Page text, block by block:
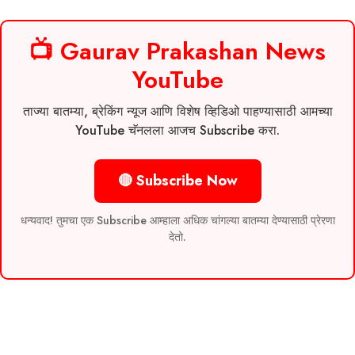
📺 Gaurav Prakashan News
YouTube
ताज्या बातम्या, ब्रेकिंग न्यूज आणि विशेष व्हिडिओ पाहण्यासाठी आमच्या
YouTube चॅनलला आजच Subscribe करा.
🔴 Subscribe Now
धन्यवाद! तुमचा एक Subscribe आम्हाला अधिक चांगल्या बातम्या देण्यासाठी प्रेरणा
देतो.